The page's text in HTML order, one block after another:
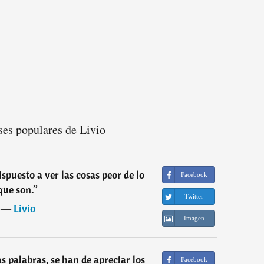
populares de Livio
a ver las cosas peor de lo
son.”
―Livio
Facebook
Twitter
Imagen
palabras, se han de apreciar los Facebook